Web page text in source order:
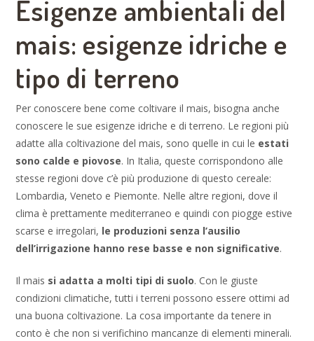
Esigenze ambientali del
mais: esigenze idriche e
tipo di terreno
Per conoscere bene come coltivare il mais, bisogna anche
conoscere le sue esigenze idriche e di terreno. Le regioni più
adatte alla coltivazione del mais, sono quelle in cui le estati
sono calde e piovose. In Italia, queste corrispondono alle
stesse regioni dove c’è più produzione di questo cereale:
Lombardia, Veneto e Piemonte. Nelle altre regioni, dove il
clima è prettamente mediterraneo e quindi con piogge estive
scarse e irregolari, le produzioni senza l’ausilio
dell’irrigazione hanno rese basse e non significative.
Il mais si adatta a molti tipi di suolo. Con le giuste
condizioni climatiche, tutti i terreni possono essere ottimi ad
una buona coltivazione. La cosa importante da tenere in
conto è che non si verifichino mancanze di elementi minerali.